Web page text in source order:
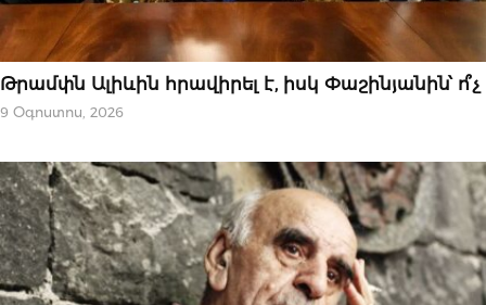
ԿԱՐԵՎՈՐԸ
Թրամփն Ալիևին հրավիրել է, իսկ Փաշինյանին՝ ո՞չ
9 Օգոստոս, 2026